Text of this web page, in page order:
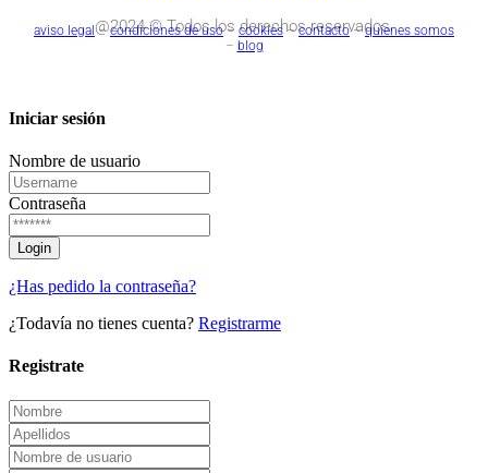
@2024 © Todos los derechos reservados.
aviso legal–condiciones de uso– cookies –contacto–quienes somos
– blog
Iniciar sesión
Nombre de usuario
Contraseña
¿Has pedido la contraseña?
¿Todavía no tienes cuenta? Registrarme
Registrate